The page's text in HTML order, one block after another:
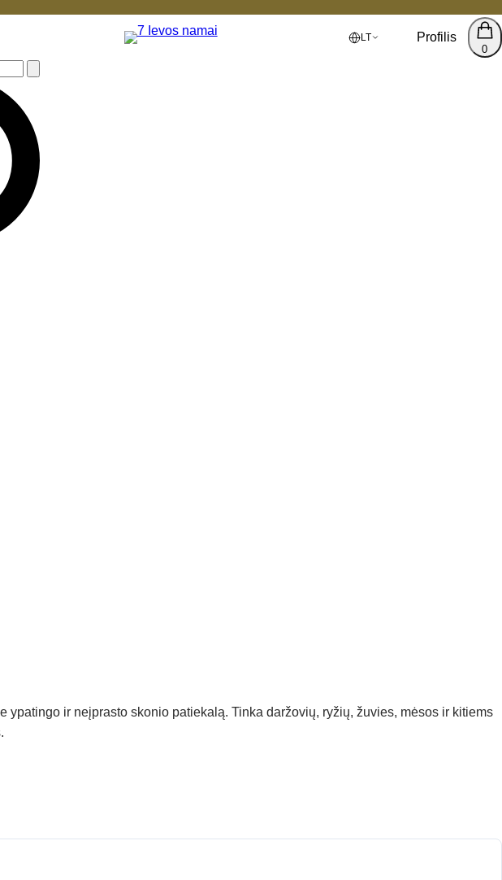
LT Profilis
0
ir neįprasto skonio patiekalą. Tinka daržovių, ryžių, žuvies, mėsos ir kitiems